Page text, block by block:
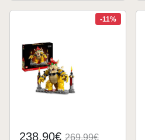
-11%
238,90€ 269,99€